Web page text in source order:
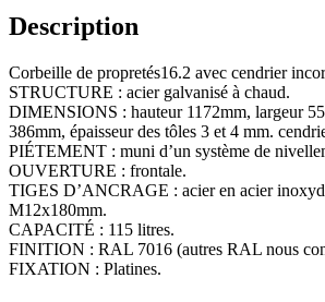
Description
Corbeille de propretés16.2 avec cendrier
STRUCTURE : acier galvanisé à chaud.
DIMENSIONS : hauteur 1172mm, largeur
386mm, épaisseur des tôles 3 et 4 mm.
PIÉTEMENT : muni d’un système de
OUVERTURE : frontale.
TIGES D’ANCRAGE : acier en acier
M12x180mm.
CAPACITÉ : 115 litres.
FINITION : RAL 7016 (autres RAL nous
FIXATION : Platines.